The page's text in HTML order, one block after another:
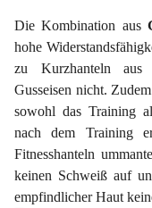
Die Kombination aus
hohe
zu Kurzhanteln aus
Gusseisen nicht.
sowohl das Training
nach dem Training
Fitnesshanteln
keinen Schweiß auf
empfindlicher Haut